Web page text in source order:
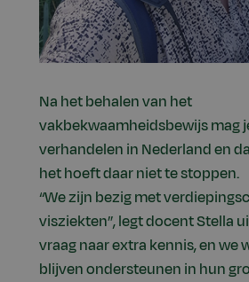
Na het behalen van het
vakbekwaamheidsbewijs mag
verhandelen in Nederland en
het hoeft daar niet te stoppen.
“We zijn bezig met
visziekten”, legt docent Stella
vraag naar extra kennis, en we
blijven ondersteunen in hun